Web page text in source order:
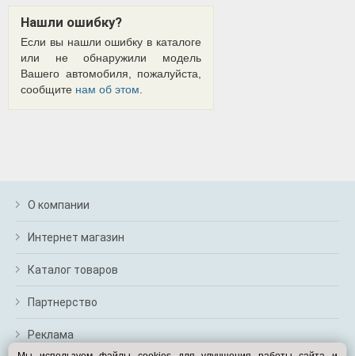
Нашли ошибку?
Если вы нашли ошибку в каталоге
или не обнаружили модель
Вашего автомобиля, пожалуйста,
сообщите нам об этом
О компании
Интернет магазин
Каталог товаров
Партнерство
Реклама